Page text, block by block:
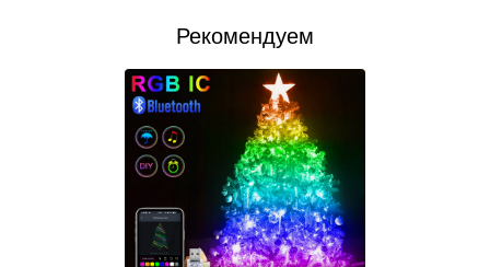
Рекомендуем